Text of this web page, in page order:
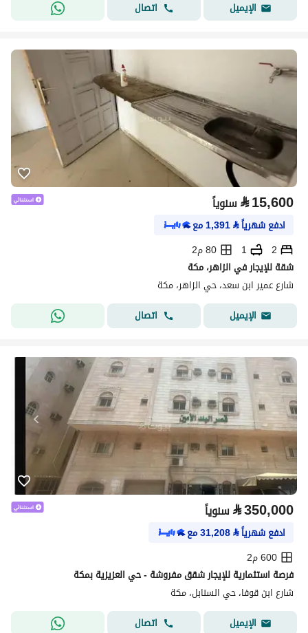
الإيميل اتصال
⃁15,600 سنوياً
ادفع شهرياً⃁
1,391مع
2
1
80 م2
شقة للإيجار في الزاهر، مكة
شارع عمير ابن سعد، حي الزاهر، مكة
الإيميل
اتصال
⃁350,000 سنوياً
ادفع شهرياً⃁
31,208مع
600 م2
فرصة استثمارية للإيجار شقق مفروشة - حي العزيزية بمكة
شارع ابن قوفا، حي السنابل، مكة
الإيميل
اتصال